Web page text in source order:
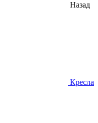
Назад
Кресла